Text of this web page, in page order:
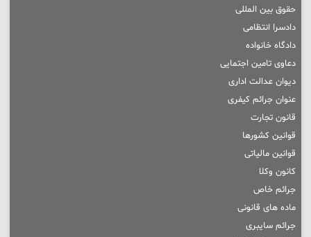
حقوق بین المللی
دادسرا انتظامی
دادگاه خانواده
دعاوی تامین اجتمایی
دیوان عدالت اداری
عنوان جرائم کیفری
قانون تجارت
قوانین کشورها
قوانین مالیاتی
کانون وکلا
جرائم خاص
ماده های قانونی
جرائم سایبری